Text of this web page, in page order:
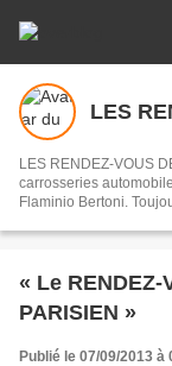
LES
LES RENDEZ-VOUS
carrosseries
Flaminio Bertoni.
souvenirs des courses
« Le RENDEZ-
PARISIEN »
Publié le 07/09/2013 à